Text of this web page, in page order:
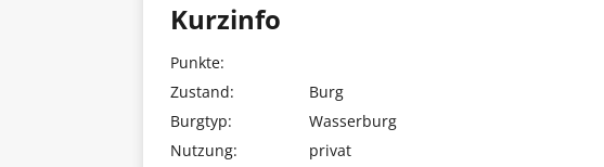
Kurzinfo
Punkte:
Zustand:
Burg
Burgtyp:
Wasserburg
Nutzung:
privat